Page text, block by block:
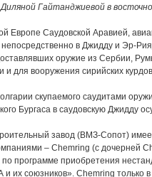
Гайтанджиевой в
Европе Саудовской Аравией,
в Джидду и Эр-
оружие из Сербии,
и для вооружения сирийских
скупаемого саудитами
Бургаса в саудовскую Джидду
завод (ВМЗ-Сопот)
– Chemring (с дочерней
программе приобретения
союзников». Chemring только в